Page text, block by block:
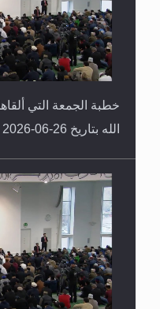
خطبة الجمعة التي
الله بتاريخ 26-06-2026